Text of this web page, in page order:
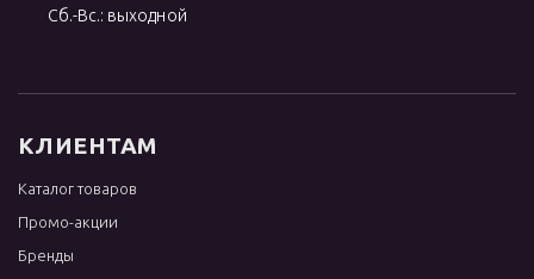
Сб.-Вс.: выходной
КЛИЕНТАМ
Каталог товаров
Промо-акции
Бренды